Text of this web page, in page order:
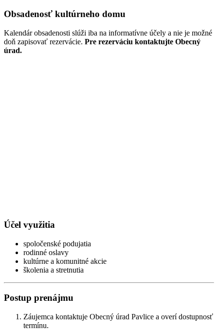
Obsadenosť kultúrneho domu
Kalendár obsadenosti slúži iba na informatívne účely a nie je možné
doň zapisovať rezervácie. Pre rezerváciu kontaktujte Obecný
úrad.
Účel využitia
spoločenské podujatia
rodinné oslavy
kultúrne a komunitné akcie
školenia a stretnutia
Postup prenájmu
Záujemca kontaktuje Obecný úrad Pavlice a overí dostupnosť
termínu.